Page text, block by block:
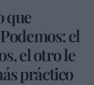
que
el
el otro le
práctico